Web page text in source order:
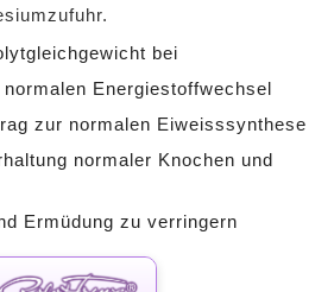
bei
Energiestoffwechsel
zur normalen Eiweisssynthese
normaler Knochen und
Ermüdung zu verringern